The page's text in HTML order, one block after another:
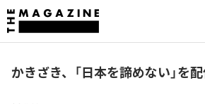
かきざき、「日本を諦めない」を